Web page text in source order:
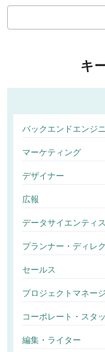
キ
バックエンドエンジ
マーケティング
デザイナー
広報
データサイエンティ
プランナー・ディレ
セールス
プロジェクトマネー
コーポレート・スタ
編集・ライター